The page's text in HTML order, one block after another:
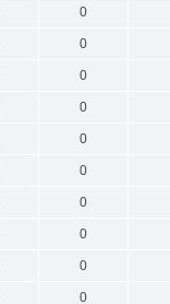
0
0
0
0
0
0
0
0
0
0